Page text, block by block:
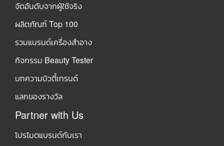
จัดอันดับจากผู้ใช้จริง
ผลิตภัณฑ์ Top 100
รวมแบรนด์เครื่องสำอาง
กิจกรรม Beauty Tester
บทความบิวตี้เทรนด์
แลกของรางวัล
Partner with Us
โปรโมตแบรนด์กับเรา